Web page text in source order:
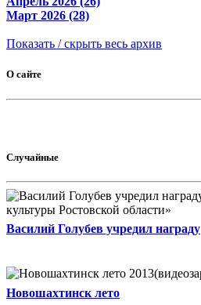
Март 2026 (28)
Показать / скрыть весь архив
О сайте
Случайные
Василий Голубев учредил награду
Новошахтинск лето